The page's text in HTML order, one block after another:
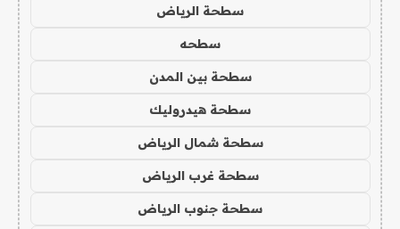
سطحة الرياض
سطحه
سطحة بين المدن
سطحة هيدروليك
سطحة شمال الرياض
سطحة غرب الرياض
سطحة جنوب الرياض